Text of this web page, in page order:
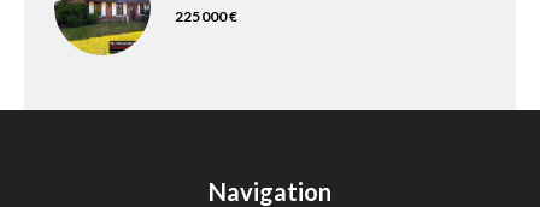
225 000 €
Navigation